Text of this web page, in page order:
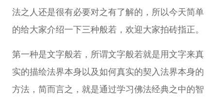
法之人还是很有必要对之有了解的，所以今天简单
的给大家介绍一下三种般若，欢迎大家拍砖指正。
第一种是文字般若，所谓文字般若就是用文字来真
实的描绘法界本身以及如何真实的契入法界本身的
方法，简而言之，就是通过学习佛法经典之中的智